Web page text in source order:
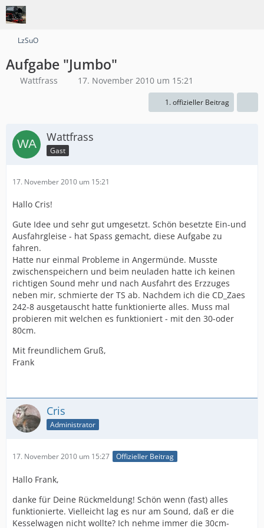
LzSuO
Aufgabe "Jumbo"
Wattfrass 17. November 2010 um 15:21
1. offizieller Beitrag
Wattfrass
Gast
17. November 2010 um 15:21
Hallo Cris!
Gute Idee und sehr gut umgesetzt. Schön besetzte Ein-und
Ausfahrgleise - hat Spass gemacht, diese Aufgabe zu
fahren.
Hatte nur einmal Probleme in Angermünde. Musste
zwischenspeichern und beim neuladen hatte ich keinen
richtigen Sound mehr und nach Ausfahrt des Erzzuges
neben mir, schmierte der TS ab. Nachdem ich die CD_Zaes
242-8 ausgetauscht hatte funktionierte alles. Muss mal
probieren mit welchen es funktioniert - mit den 30-oder
80cm.
Mit freundlichem Gruß,
Frank
Cris
Administrator
17. November 2010 um 15:27 Offizieller Beitrag
Hallo Frank,
danke für Deine Rückmeldung! Schön wenn (fast) alles
funktionierte. Vielleicht lag es nur am Sound, daß er die
Kesselwagen nicht wollte? Ich nehme immer die 30cm-